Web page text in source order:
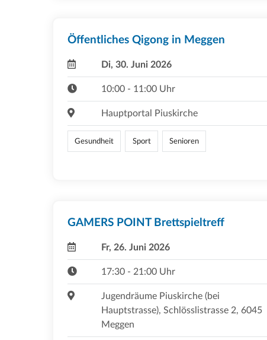
Öffentliches Qigong in Meggen
Di, 30. Juni 2026
10:00 - 11:00 Uhr
Hauptportal Piuskirche
Gesundheit Sport Senioren
GAMERS POINT Brettspieltreff
Fr, 26. Juni 2026
17:30 - 21:00 Uhr
Jugendräume Piuskirche (bei
Hauptstrasse), Schlösslistrasse 2, 6045
Meggen